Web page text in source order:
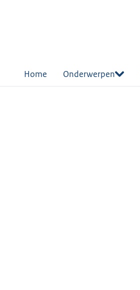
Home Onderwerpen